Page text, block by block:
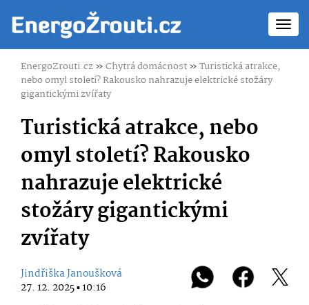
EnergoZrouti.cz»Chytrá domácnost»Turistická atrakce,
nebo omyl století? Rakousko nahrazuje elektrické stožáry
gigantickými zvířaty
Turistická atrakce, nebo
omyl století? Rakousko
nahrazuje elektrické
stožáry gigantickými
zvířaty
Jindřiška Janoušková
27. 12. 2025 ▪ 10:16